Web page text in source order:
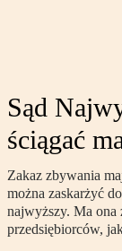
Sąd
ściągać
Zakaz zbywania
można zaskarżyć
najwyższy. Ma ona
przedsiębiorców,